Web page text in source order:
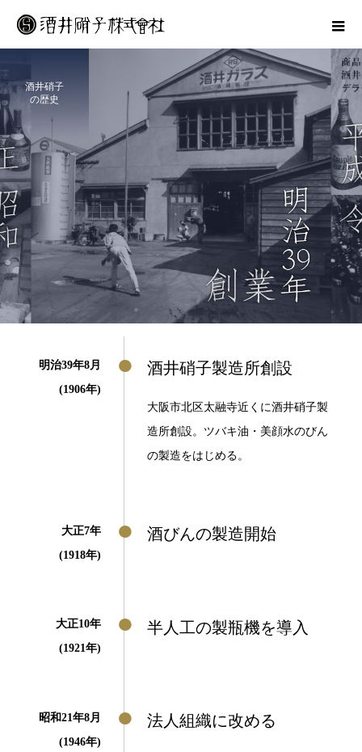
酒井硝子
の歴史
明治39年8月
(1906年)
酒井硝子製造所創設
大阪市北区太融寺近くに酒井硝子製
造所創設。ツバキ油・美顔水のびん
の製造をはじめる。
大正7年
(1918年)
酒びんの製造開始
大正10年
(1921年)
半人工の製瓶機を導入
昭和21年8月
(1946年)
法人組織に改める